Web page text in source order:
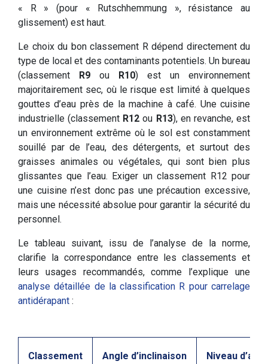
« R » (pour « Rutschhemmung », résistance au
glissement) est haut.
Le choix du bon classement R dépend directement du
type de local et des contaminants potentiels. Un bureau
(classement R9 ou R10) est un environnement
majoritairement sec, où le risque est limité à quelques
gouttes d’eau près de la machine à café. Une cuisine
industrielle (classement R12 ou R13), en revanche, est
un environnement extrême où le sol est constamment
souillé par de l’eau, des détergents, et surtout des
graisses animales ou végétales, qui sont bien plus
glissantes que l’eau. Exiger un classement R12 pour
une cuisine n’est donc pas une précaution excessive,
mais une nécessité absolue pour garantir la sécurité du
personnel.
Le tableau suivant, issu de l’analyse de la norme,
clarifie la correspondance entre les classements et
leurs usages recommandés, comme l’explique une
analyse détaillée de la classification R pour carrelage
antidérapant :
Classement Angle d’inclinaison Niveau